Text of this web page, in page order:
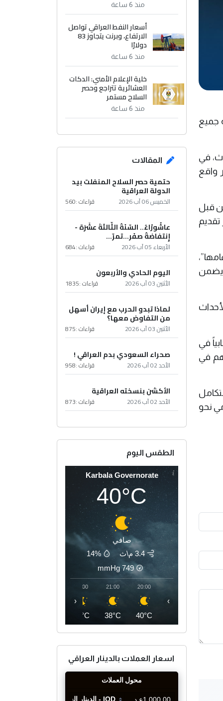
جميع
في
واقع
قبل
تقديم
يضمن
في
في
نحو
منذ 6 ساعة
أسعار النفط العراقي تواصل
الارتفاع، وبرنت يتجاوز 83
دولارًا
منذ 6 ساعة
خلية الإعلام الأمني: الدكات
العشائرية تتراجع وحصر
السلاح مستمر
منذ 6 ساعة
المقالات
حتمية حصر السلاح المنفلت بيد
الدولة العراقية
الخميس 06 آب 2026 قراءات :560
عاشُورْاءُ.. السّنَةُ الثّالثةَ عشَرَة -
إِنتفاضةُ صفَر…تمرّ...
الأربعاء 05 آب 2026 قراءات :684
اليوم الحادي والأربعون
الأثنين 03 آب 2026 قراءات :1835
لماذا تبدو الحرب مع إيران أسهل
من التفاوض معها؟
الأثنين 03 آب 2026 قراءات :875
صحراء السعودي بدم العراقي !
الأحد 02 آب 2026 قراءات :958
الأكشن بنسخته العراقية
الأحد 02 آب 2026 قراءات :873
الطقس اليوم
Karbala Governorate
40°C
صافي
3.4 م\ث
14%
749
mmHg
20:00
40°C
21:00
38°C
22:00
37°C
‹ ›
اسعار العملات بالدينار العراقي